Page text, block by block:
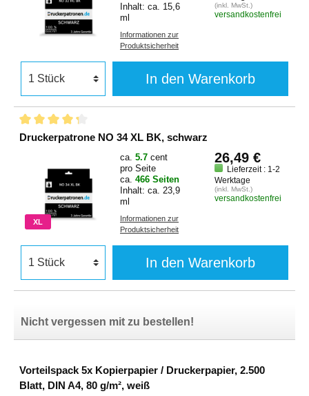
Inhalt: ca. 15,6
ml
Informationen zur
Produktsicherheit
(inkl. MwSt.)
versandkostenfrei
In den Warenkorb
Druckerpatrone NO 34 XL BK, schwarz
XL
ca. 5.7 cent
pro Seite
ca. 466 Seiten
Inhalt: ca. 23,9
ml
Informationen zur
Produktsicherheit
26,49 €
Lieferzeit : 1-2
Werktage
(inkl. MwSt.)
versandkostenfrei
In den Warenkorb
Nicht vergessen mit zu bestellen!
Vorteilspack 5x Kopierpapier / Druckerpapier, 2.500
Blatt, DIN A4, 80 g/m², weiß